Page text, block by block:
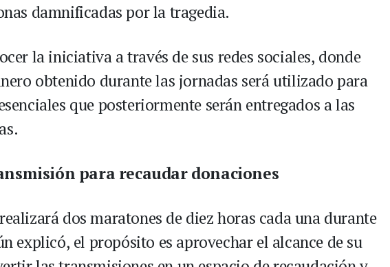
damnificadas por la tragedia.
la iniciativa a través de sus redes sociales, donde
obtenido durante las jornadas será utilizado para
que posteriormente serán entregados a las
para recaudar donaciones
dos maratones de diez horas cada una durante
explicó, el propósito es aprovechar el alcance de su